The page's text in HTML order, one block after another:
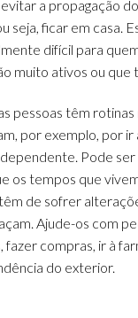
a propagação
seja, ficar em casa.
difícil para
muito ativos ou que
pessoas têm
por exemplo, por ir
Pode
os tempos que
de sofrer
Ajude-os com
fazer compras, ir à
do exterior.